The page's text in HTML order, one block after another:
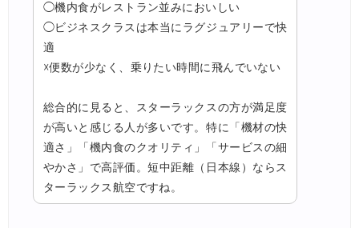
◯機内食がレストラン並みにおいしい
◯ビジネスクラスは本当にラグジュアリーで快
適
☓便数が少なく、乗りたい時間に飛んでいない
総合的に見ると、スターラックスの方が満足度
が高いと感じる人が多いです。特に「機材の快
適さ」「機内食のクオリティ」「サービスの細
やかさ」で高評価。短中距離（日本線）ならス
ターラックス航空ですね。